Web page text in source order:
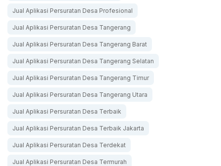
Jual Aplikasi Persuratan Desa Profesional
Jual Aplikasi Persuratan Desa Tangerang
Jual Aplikasi Persuratan Desa Tangerang Barat
Jual Aplikasi Persuratan Desa Tangerang Selatan
Jual Aplikasi Persuratan Desa Tangerang Timur
Jual Aplikasi Persuratan Desa Tangerang Utara
Jual Aplikasi Persuratan Desa Terbaik
Jual Aplikasi Persuratan Desa Terbaik Jakarta
Jual Aplikasi Persuratan Desa Terdekat
Jual Aplikasi Persuratan Desa Termurah